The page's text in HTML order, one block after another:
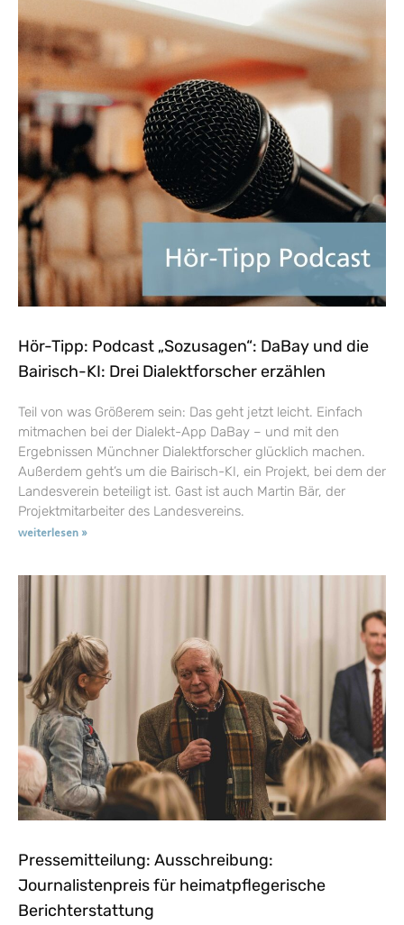
Hör-Tipp: Podcast „Sozusagen“: DaBay und die
Bairisch-KI: Drei Dialektforscher erzählen
Teil von was Größerem sein: Das geht jetzt leicht. Einfach
mitmachen bei der Dialekt-App DaBay – und mit den
Ergebnissen Münchner Dialektforscher glücklich machen.
Außerdem geht’s um die Bairisch-KI, ein Projekt, bei dem der
Landesverein beteiligt ist. Gast ist auch Martin Bär, der
Projektmitarbeiter des Landesvereins.
weiterlesen »
Pressemitteilung: Ausschreibung:
Journalistenpreis für heimatpflegerische
Berichterstattung